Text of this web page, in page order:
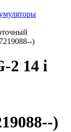
)
2 14 i
)